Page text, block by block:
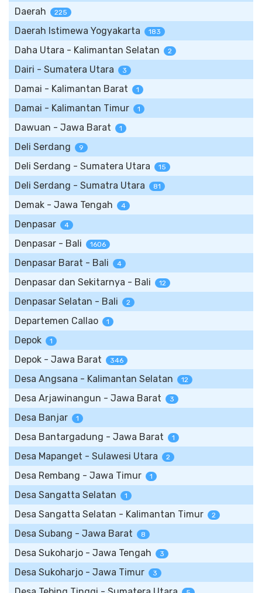
Daerah 225
Daerah Istimewa Yogyakarta 183
Daha Utara - Kalimantan Selatan 2
Dairi - Sumatera Utara 3
Damai - Kalimantan Barat 1
Damai - Kalimantan Timur 1
Dawuan - Jawa Barat 1
Deli Serdang 9
Deli Serdang - Sumatera Utara 15
Deli Serdang - Sumatra Utara 81
Demak - Jawa Tengah 4
Denpasar 4
Denpasar - Bali 1606
Denpasar Barat - Bali 4
Denpasar dan Sekitarnya - Bali 12
Denpasar Selatan - Bali 2
Departemen Callao 1
Depok 1
Depok - Jawa Barat 346
Desa Angsana - Kalimantan Selatan 12
Desa Arjawinangun - Jawa Barat 3
Desa Banjar 1
Desa Bantargadung - Jawa Barat 1
Desa Mapanget - Sulawesi Utara 2
Desa Rembang - Jawa Timur 1
Desa Sangatta Selatan 1
Desa Sangatta Selatan - Kalimantan Timur 2
Desa Subang - Jawa Barat 8
Desa Sukoharjo - Jawa Tengah 3
Desa Sukoharjo - Jawa Timur 3